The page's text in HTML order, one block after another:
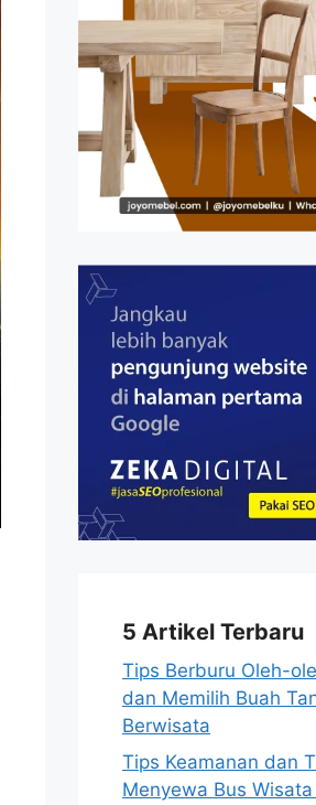
5 Artikel Terbaru
Tips Berburu Oleh-
dan Memilih Buah
Berwisata
Tips Keamanan dan
Menyewa Bus